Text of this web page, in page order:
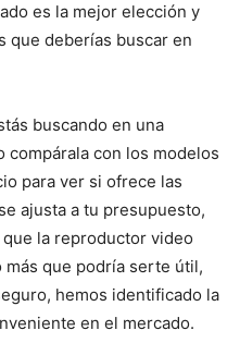
es la mejor elección y
que deberías buscar en
buscando en una
con los modelos
para ver si ofrece las
ajusta a tu presupuesto,
la reproductor video
más que podría serte útil,
hemos identificado la
en el mercado.